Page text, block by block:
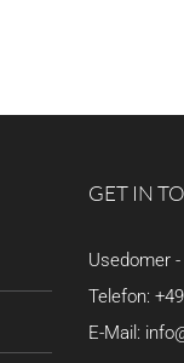
GET IN
Usedomer
Telefon:
E-Mail: